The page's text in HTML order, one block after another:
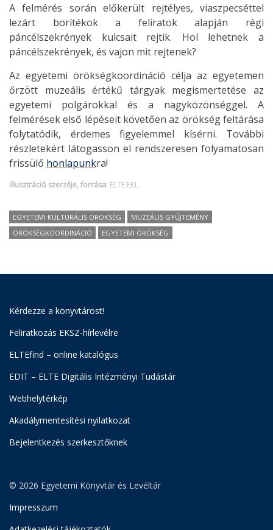
A felmérés során előkerült rejtélyes, viaszpecséttel
lezárt borítékok a feliratok alapján régi
páncélszekrények kulcsait rejtik. Hol lehetnek a
páncélszekrények, és vajon mit rejtenek?
Az egyetemi örökségkoordináció célja az egyetemen
őrzött muzeális értékű tárgyak megismertetése az
egyetemi polgárokkal és a nagyközönséggel. A
felmérések első lépéseit követően az örökség feltárása
folytatódik, érdemes figyelemmel kísérni. További
részletekért látogasson el rendszeresen folyamatosan
frissülő honlapunkra!
Illusztráció szerzője, forrása: ELTE EKL
EGYETEMI KULTURÁLIS ÖRÖKSÉG
MUZEÁLIS GYŰJTEMÉNY
ÖRÖKSÉGKOORDINÁCIÓ
EGYETEMI ÖRÖKSÉG
Kérdezze a könyvtárost!
Feliratkozás EKSZ-hírlevélre
ELTEfind – online katalógus
EDIT – ELTE Digitális Intézményi Tudástár
Webhelytérkép
Akadálymentesítési nyilatkozat
Bejelentkezés szerkesztőknek
© 2026 Egyetemi Könyvtár és Levéltár
Impresszum